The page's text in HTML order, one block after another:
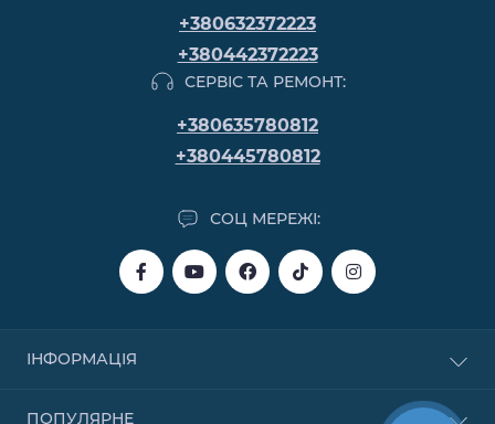
+380632372223
+380442372223
СЕРВІС ТА РЕМОНТ:
+380635780812
+380445780812
СОЦ МЕРЕЖІ:
ІНФОРМАЦІЯ
ПОПУЛЯРНЕ